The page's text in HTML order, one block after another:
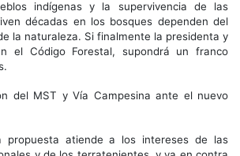
indígenas y la supervivencia de las
décadas en los bosques dependen del
la naturaleza. Si finalmente la presidenta y
el Código Forestal, supondrá un franco
del MST y Vía Campesina ante el nuevo
propuesta atiende a los intereses de las